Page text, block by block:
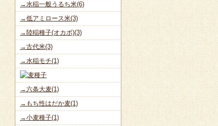
→水稲一般うるち米(6)
→低アミロース米(3)
→陸稲種子(オカボ)(3)
→古代米(3)
→水稲モチ(1)
→六条大麦(1)
→もち性はだか麦(1)
→小麦種子(1)